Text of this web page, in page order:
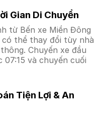
Gian Di Chuyển
từ Bến xe Miền Đông
có thể thay đổi tùy nhà
Chuyến xe đầu
và chuyến cuối
Tiện Lợi & An